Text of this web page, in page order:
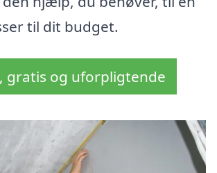
til dit budget.
gratis og uforpligtende